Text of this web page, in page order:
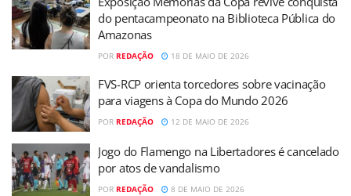
do pentacampeonato na Biblioteca Pública do
Amazonas
POR REDAÇÃO 18 DE MAIO DE 2026
FVS-RCP orienta torcedores sobre vacinação
para viagens à Copa do Mundo 2026
POR REDAÇÃO 12 DE MAIO DE 2026
Jogo do Flamengo na Libertadores é cancelado
por atos de vandalismo
POR REDAÇÃO 8 DE MAIO DE 2026